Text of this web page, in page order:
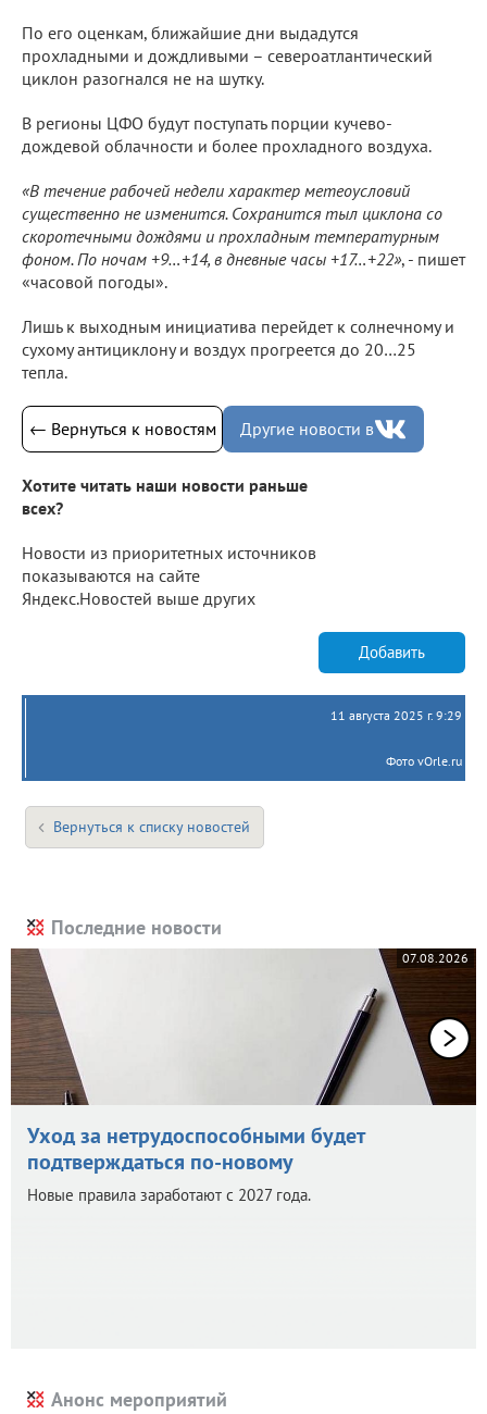
По его оценкам, ближайшие дни выдадутся
прохладными и дождливыми – североатлантический
циклон разогнался не на шутку.
В регионы ЦФО будут поступать порции кучево-
дождевой облачности и более прохладного воздуха.
«В течение рабочей недели характер метеоусловий
существенно не изменится. Сохранится тыл циклона со
скоротечными дождями и прохладным температурным
фоном. По ночам +9…+14, в дневные часы +17…+22», - пишет
«часовой погоды».
Лишь к выходным инициатива перейдет к солнечному и
сухому антициклону и воздух прогреется до 20…25
тепла.
← Вернуться к новостям Другие новости в
Хотите читать наши новости раньше
всех?
Новости из приоритетных источников
показываются на сайте
Яндекс.Новостей выше других
Добавить
11 августа 2025 г. 9:29
Фото vOrle.ru
Вернуться к списку новостей
Последние новости
07.08.2026
Уход за нетрудоспособными будет
подтверждаться по-новому
Новые правила заработают с 2027 года.
Анонс мероприятий